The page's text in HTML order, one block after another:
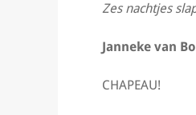
Zes nachtjes
Janneke van
CHAPEAU!